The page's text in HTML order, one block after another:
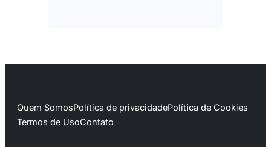
Quem SomosPolítica de privacidadePolítica de Cookies
Termos de UsoContato